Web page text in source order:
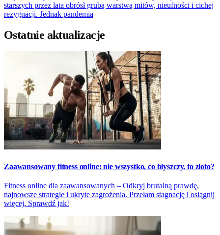
starszych przez lata obrósł grubą warstwą mitów, nieufności i cichej
rezygnacji. Jednak pandemia
Ostatnie aktualizacje
Zaawansowany fitness online: nie wszystko, co błyszczy, to złoto?
Fitness online dla zaawansowanych – Odkryj brutalną prawdę,
najnowsze strategie i ukryte zagrożenia. Przełam stagnację i osiągnij
więcej. Sprawdź jak!